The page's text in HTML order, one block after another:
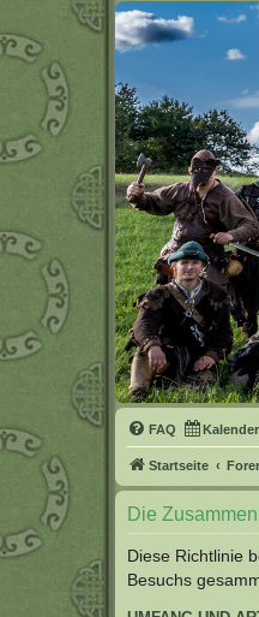
FAQ Kalender
Startseite
Die
Diese Richtlinie
Besuchs